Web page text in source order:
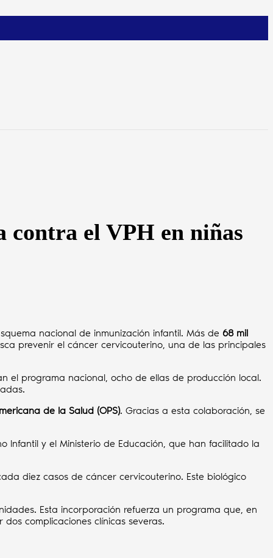
contra el VPH en niñas
nacional de inmunización infantil. Más de 68 mil
prevenir el cáncer cervicouterino, una de las principales
el programa nacional, ocho de ellas de producción local.
de la Salud (OPS). Gracias a esta colaboración, se
Infantil y el Ministerio de Educación, que han facilitado la
diez casos de cáncer cervicouterino. Este biológico
Esta incorporación refuerza un programa que, en
complicaciones clínicas severas.